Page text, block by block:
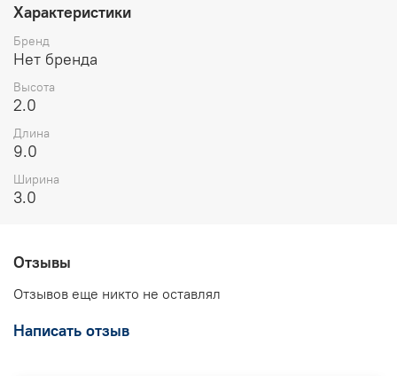
Характеристики
Бренд
Нет бренда
Высота
2.0
Длина
9.0
Ширина
3.0
Отзывы
Отзывов еще никто не оставлял
Написать отзыв